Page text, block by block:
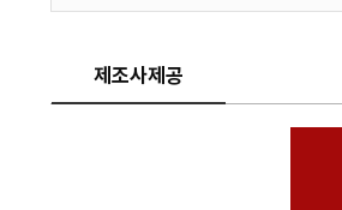
제조사제공